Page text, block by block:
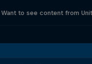
Want to see content from